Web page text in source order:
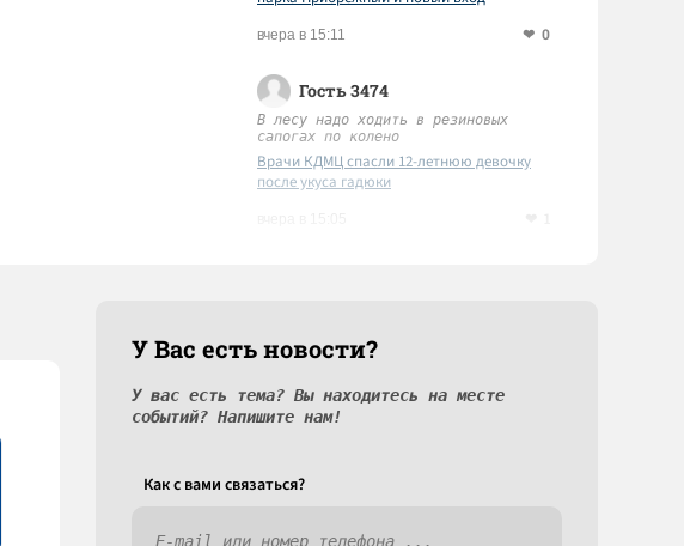
вчера в 15:11 0
Гость 3474
В лесу надо ходить в резиновых
сапогах по колено
Врачи КДМЦ спасли 12-летнюю девочку
после укуса гадюки
У Вас есть новости?
У вас есть тема? Вы находитесь на месте
событий? Напишите нам!
Как c вами связаться?